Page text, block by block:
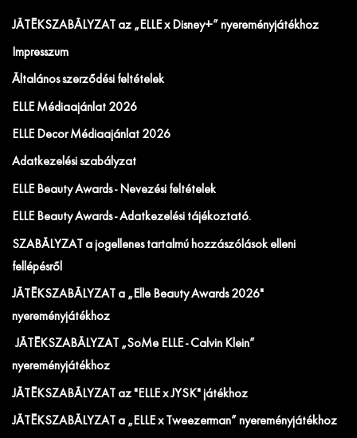
JÁTÉKSZABÁLYZAT az „ELLE x Disney+” nyereményjátékhoz
Impresszum
Általános szerződési feltételek
ELLE Médiaajánlat 2026
ELLE Decor Médiaajánlat 2026
Adatkezelési szabályzat
ELLE Beauty Awards - Nevezési feltételek
ELLE Beauty Awards - Adatkezelési tájékoztató.
SZABÁLYZAT a jogellenes tartalmú hozzászólások elleni
fellépésről
JÁTÉKSZABÁLYZAT a „Elle Beauty Awards 2026"
nyereményjátékhoz
JÁTÉKSZABÁLYZAT „SoMe ELLE - Calvin Klein”
nyereményjátékhoz
JÁTÉKSZABÁLYZAT az "ELLE x JYSK" játékhoz
JÁTÉKSZABÁLYZAT a „ELLE x Tweezerman” nyereményjátékhoz